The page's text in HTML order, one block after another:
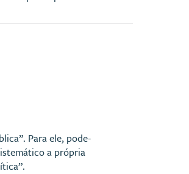
Para ele, pode-
a própria